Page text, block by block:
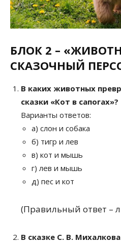
БЛОК 2 –
СКАЗОЧНЫЙ
В каких животных
сказки «Кот в сапогах»?
Варианты ответов:
а) слон и собака
б) тигр и лев
в) кот и мышь
г) лев и мышь
д) пес и кот
(Правильный ответ –
В сказке С. В.